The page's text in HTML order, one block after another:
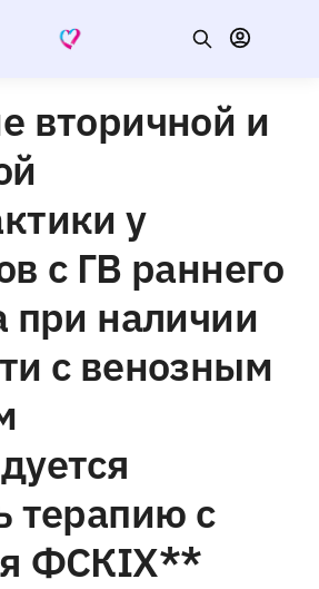
вторичной и
у
с ГВ раннего
при наличии
с венозным
терапию с
ФСКIX**